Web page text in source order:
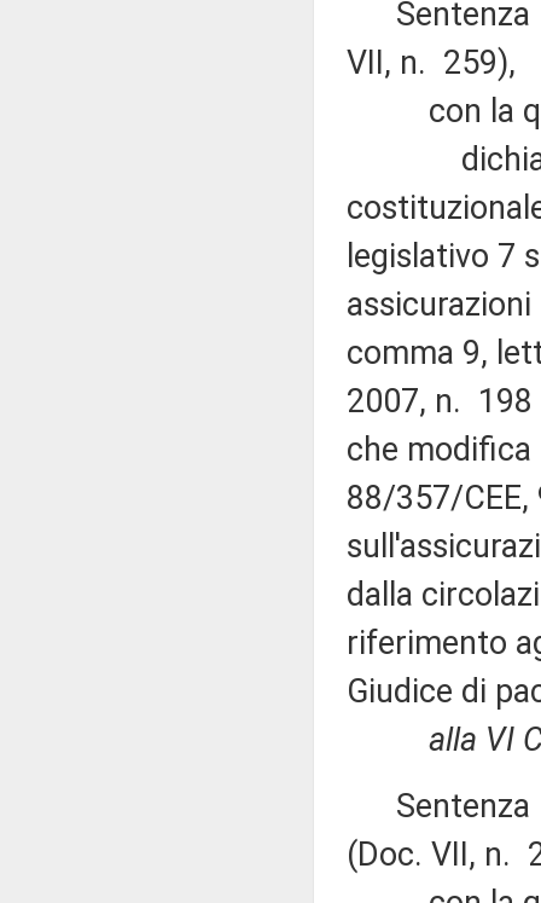
Sentenza
VII, n. 259),
con la
dichiara
legislativo 7
comma 9,
2007, n.
che modifica
88/357/
dalla
riferimento
Giudice di
alla VI
Sentenza
(Doc. VII, n.